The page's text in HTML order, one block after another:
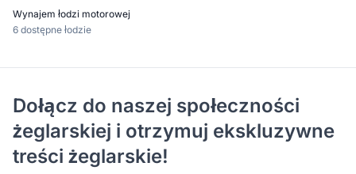
Wynajem łodzi motorowej
6 dostępne łodzie
Dołącz do naszej społeczności
żeglarskiej i otrzymuj ekskluzywne
treści żeglarskie!